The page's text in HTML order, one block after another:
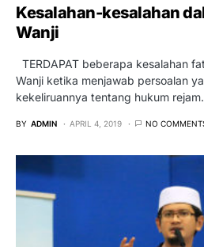
Kesalahan-kesalahan
Wanji
TERDAPAT beberapa kesalahan
Wanji ketika menjawab persoalan
kekeliruannya tentang hukum
BY ADMIN APRIL 4, 2019 NO